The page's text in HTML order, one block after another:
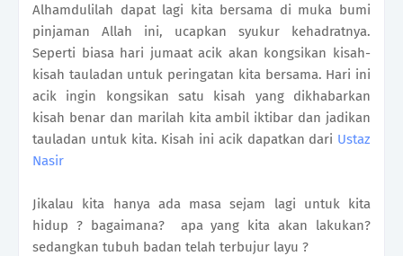
Alhamdulilah dapat lagi kita bersama di muka bumi
pinjaman Allah ini, ucapkan syukur kehadratnya.
Seperti biasa hari jumaat acik akan kongsikan kisah-
kisah tauladan untuk peringatan kita bersama. Hari ini
acik ingin kongsikan satu kisah yang dikhabarkan
kisah benar dan marilah kita ambil iktibar dan jadikan
tauladan untuk kita. Kisah ini acik dapatkan dari Ustaz
Nasir
Jikalau kita hanya ada masa sejam lagi untuk kita
hidup ? bagaimana? apa yang kita akan lakukan?
sedangkan tubuh badan telah terbujur layu ?